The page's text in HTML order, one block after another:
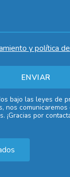
y política
bajo las leyes de
nos
¡Gracias por